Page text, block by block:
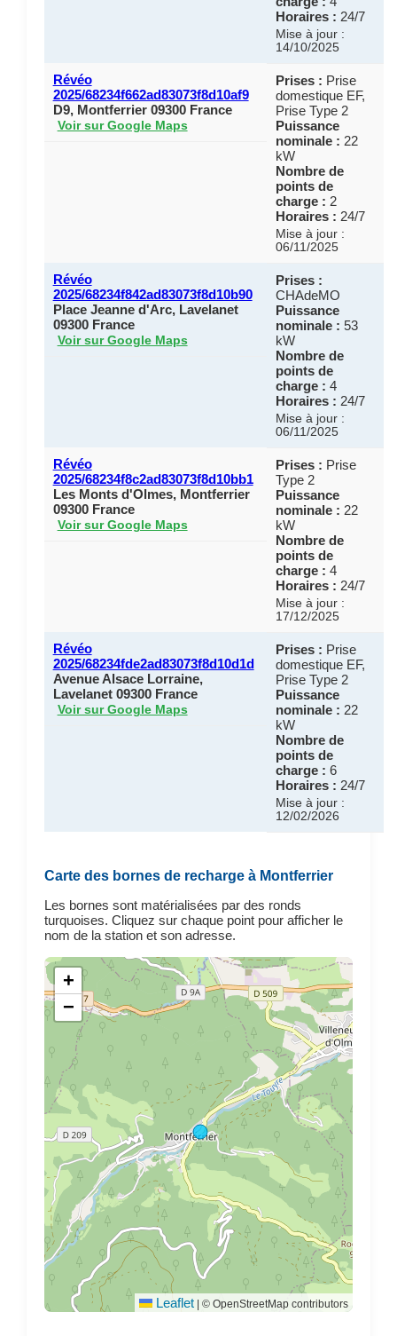
Horaires : 24/7
Mise à jour :
14/10/2025
Révéo
2025/68234f662ad83073f8d10af9
D9, Montferrier 09300 France
Voir sur Google Maps
Prises : Prise
domestique EF,
Prise Type 2
Puissance
nominale : 22
kW
Nombre de
points de
charge : 2
Horaires : 24/7
Mise à jour :
06/11/2025
Révéo
2025/68234f842ad83073f8d10b90
Place Jeanne d'Arc, Lavelanet
09300 France
Voir sur Google Maps
Prises :
CHAdeMO
Puissance
nominale : 53
kW
Nombre de
points de
charge : 4
Horaires : 24/7
Mise à jour :
06/11/2025
Révéo
2025/68234f8c2ad83073f8d10bb1
Les Monts d'Olmes, Montferrier
09300 France
Voir sur Google Maps
Prises : Prise
Type 2
Puissance
nominale : 22
kW
Nombre de
points de
charge : 4
Horaires : 24/7
Mise à jour :
17/12/2025
Révéo
2025/68234fde2ad83073f8d10d1d
Avenue Alsace Lorraine,
Lavelanet 09300 France
Voir sur Google Maps
Prises : Prise
domestique EF,
Prise Type 2
Puissance
nominale : 22
kW
Nombre de
points de
charge : 6
Horaires : 24/7
Mise à jour :
12/02/2026
Carte des bornes de recharge à Montferrier
Les bornes sont matérialisées par des ronds
turquoises. Cliquez sur chaque point pour afficher le
nom de la station et son adresse.
+
−
Leaflet | © OpenStreetMap contributors